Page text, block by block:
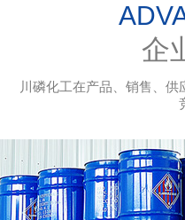
企
川磷化工在产品、销售、